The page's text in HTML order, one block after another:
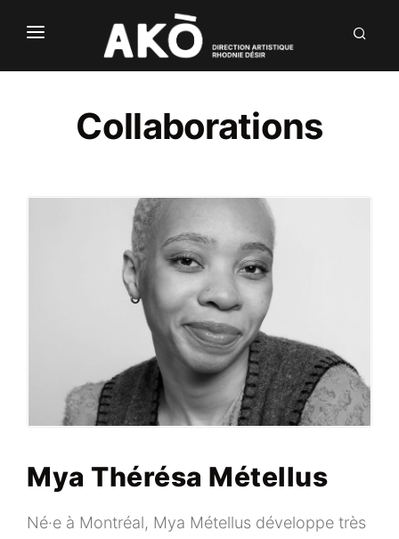
NÒUS
Collaborations
Mya Thérésa Métellus
Né·e à Montréal, Mya Métellus développe très